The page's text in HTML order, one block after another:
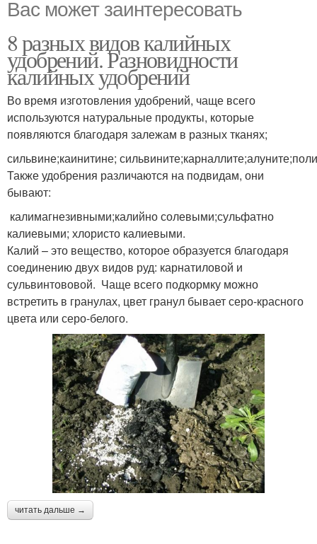
Вас может заинтересовать
8 разных видов калийных
удобрений. Разновидности
калийных удобрений
Во время изготовления удобрений, чаще всего
используются натуральные продукты, которые
появляются благодаря залежам в разных тканях;
сильвине;каинитине;
Также удобрения различаются на подвидам, они
бывают:
калимагнезивными;калийно солевыми;сульфатно
калиевыми; хлористо калиевыми.
Калий – это вещество, которое образуется благодаря
соединению двух видов руд: карнатиловой и
сульвинтововой. Чаще всего подкормку можно
встретить в гранулах, цвет гранул бывает серо-красного
цвета или серо-белого.
читать дальше →